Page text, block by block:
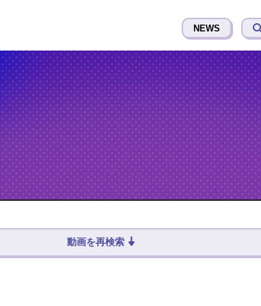
NEWS
動画を再検索